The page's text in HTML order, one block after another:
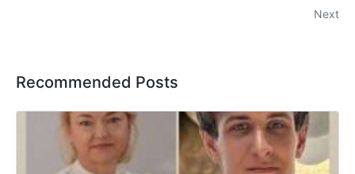
Next
Recommended Posts